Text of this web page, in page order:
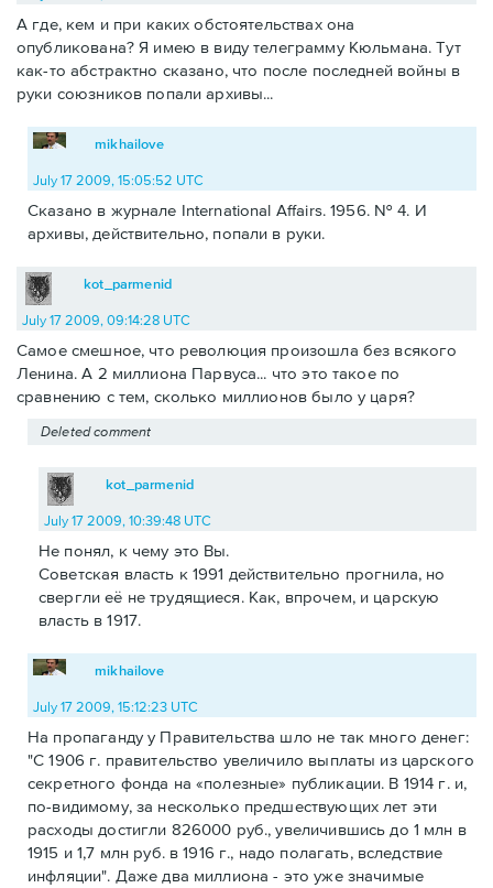
А где, кем и при каких обстоятельствах она
опубликована? Я имею в виду телеграмму Кюльмана. Тут
как-то абстрактно сказано, что после последней войны в
руки союзников попали архивы...
mikhailove
July 17 2009, 15:05:52 UTC
Сказано в журнале International Affairs. 1956. № 4. И
архивы, действительно, попали в руки.
kot_parmenid
July 17 2009, 09:14:28 UTC
Самое смешное, что революция произошла без всякого
Ленина. А 2 миллиона Парвуса... что это такое по
сравнению с тем, сколько миллионов было у царя?
Deleted comment
kot_parmenid
July 17 2009, 10:39:48 UTC
Не понял, к чему это Вы.
Советская власть к 1991 действительно прогнила, но
свергли её не трудящиеся. Как, впрочем, и царскую
власть в 1917.
mikhailove
July 17 2009, 15:12:23 UTC
На пропаганду у Правительства шло не так много денег:
"С 1906 г. правительство увеличило выплаты из царского
секретного фонда на «полезные» публикации. В 1914 г. и,
по-видимому, за несколько предшествующих лет эти
расходы достигли 826000 руб., увеличившись до 1 млн в
1915 и 1,7 млн руб. в 1916 г., надо полагать, вследствие
инфляции". Даже два миллиона - это уже значимые